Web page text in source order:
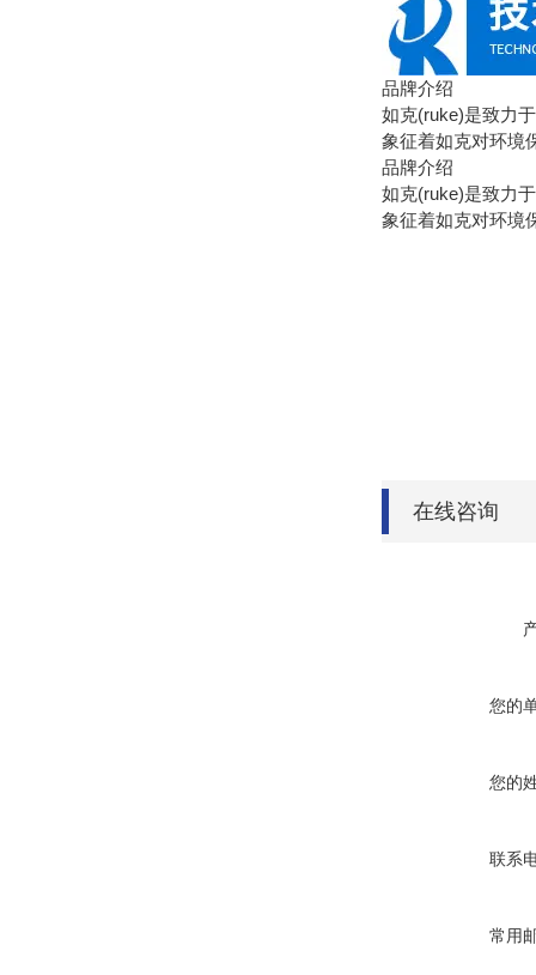
品牌介绍
如克(ruke)是致力
象征着如克对环境
品牌介绍
如克(ruke)是致力
象征着如克对环境
在线咨询
您的
您的
联系
常用